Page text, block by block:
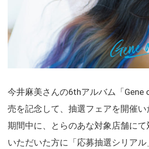
今井麻美さんの6thアルバム「Gene
売を記念して、抽選フェアを開催い
期間中に、とらのあな対象店舗にて
いただいた方に「応募抽選シリア